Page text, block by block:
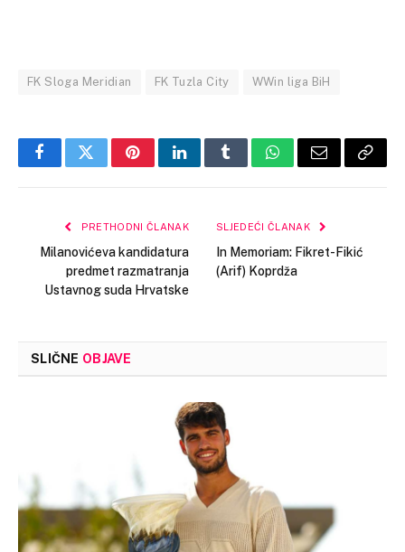
FK Sloga Meridian FK Tuzla City WWin liga BiH
FacebookTwitterPinterestLinkedInTumblrWhatsApp
Email Copy
PRETHODNI ČLANAK
Milanovićeva kandidatura
predmet razmatranja
Ustavnog suda Hrvatske
SLJEDEĆI ČLANAK
In Memoriam: Fikret-Fikić
(Arif) Koprdža
SLIČNE OBJAVE